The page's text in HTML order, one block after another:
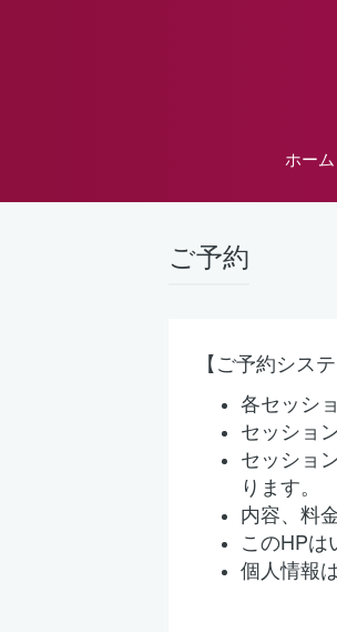
ホーム
ご予約
【ご予約シス
各セッシ
セッショ
セッショ
ります。
内容、料
このHPは
個人情報